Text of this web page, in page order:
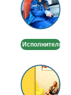
из
запоя.
Капельница,
Исполнитель
Тантрический
массаж